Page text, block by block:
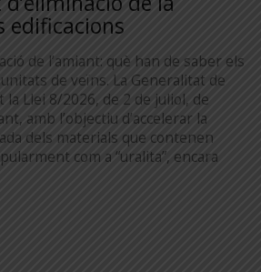
edificacions
de l’amiant: què han de saber els
de veïns. La Generalitat de
la Llei 8/2026, de 2 de juliol, de
amb l’objectiu d’accelerar la
dels materials que contenen
com a “uralita”, encara